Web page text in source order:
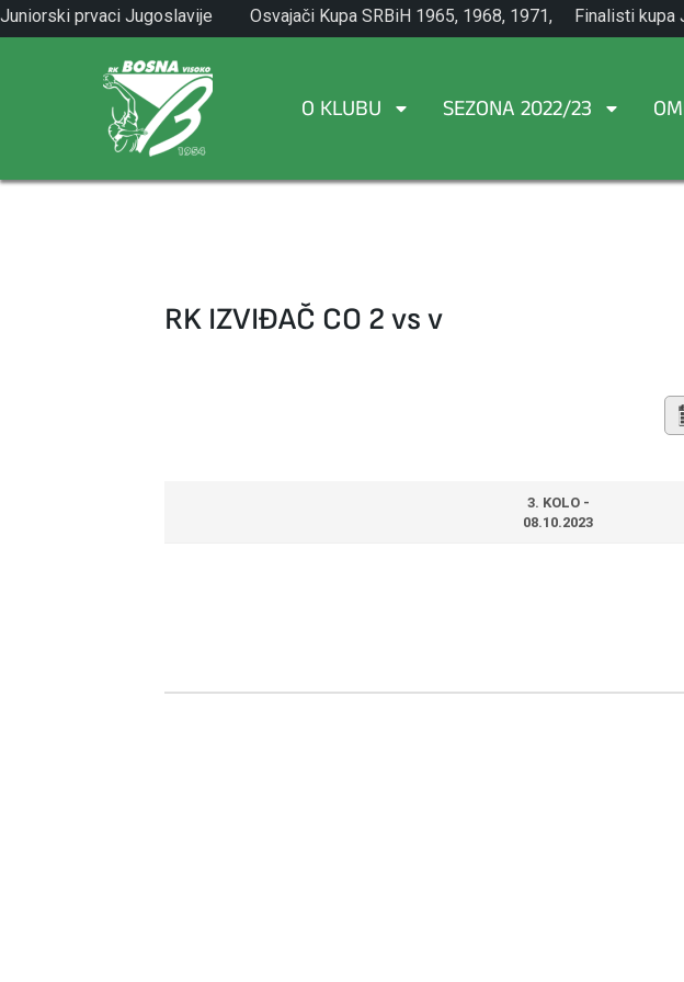
Skip
to
Juniorski prvaci Jugoslavije
1971.
Osvajači Kupa SRBiH 1965, 1968, 1971,
1982.
Finalisti kupa
1965.
O KLUBU SEZONA 2022/23
RK IZVIĐAČ CO 2 vs v
3. KOLO -
08.10.2023